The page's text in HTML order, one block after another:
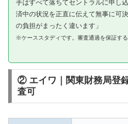
手はすべて落ちてセントラルに申し
済中の状況を正直に伝えて無事に可
の負担がまったく違います」
※ケーススタディです。審査通過を保証す
② エイワ｜関東財務局登
査可